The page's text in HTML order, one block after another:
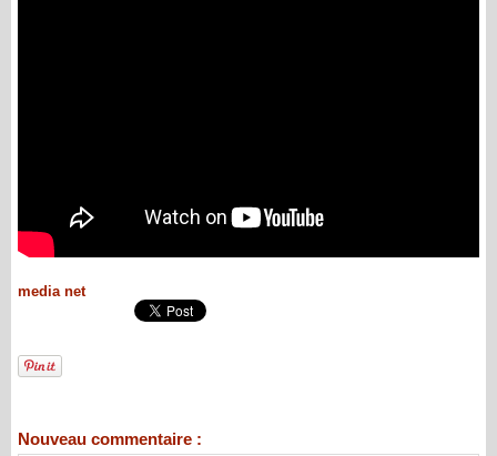
media net
Nouveau commentaire :